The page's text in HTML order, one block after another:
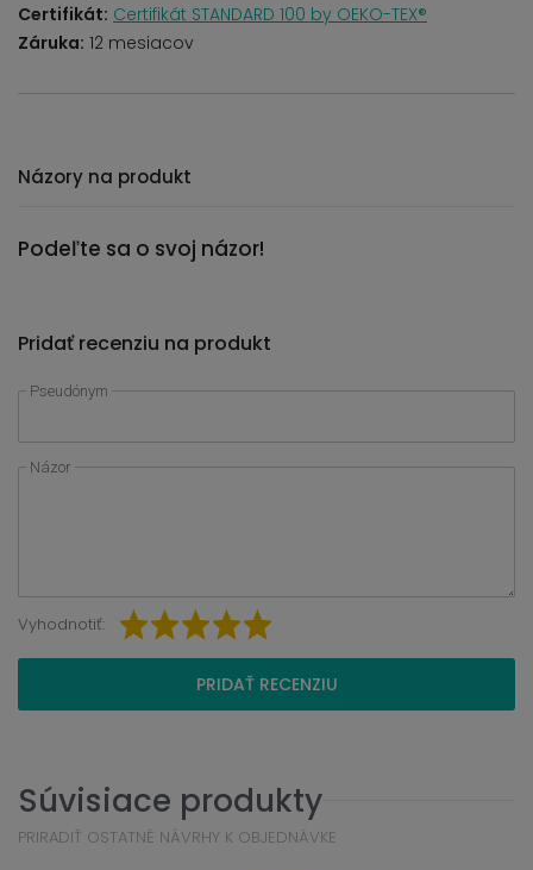
Certifikát: Certifikát STANDARD 100 by OEKO-TEX®
Záruka: 12 mesiacov
Názory na produkt
Podeľte sa o svoj názor!
Pridať recenziu na produkt
Pseudónym
Názor
Vyhodnotiť:
PRIDAŤ RECENZIU
Súvisiace produkty
PRIRADIŤ OSTATNÉ NÁVRHY K OBJEDNÁVKE